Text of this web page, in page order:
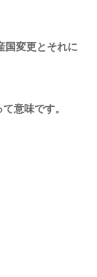
国変更とそれに
意味です。